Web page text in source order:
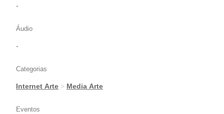
-
Áudio
-
Categorias
Internet Arte > Media Arte
Eventos